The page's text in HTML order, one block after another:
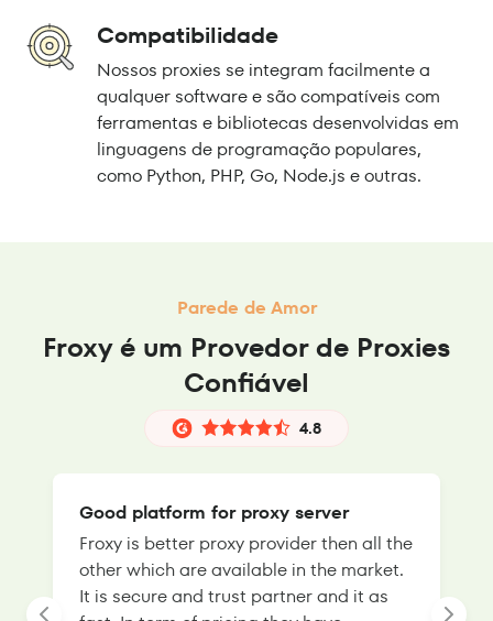
Compatibilidade
Nossos proxies se integram facilmente a
qualquer software e são compatíveis com
ferramentas e bibliotecas desenvolvidas em
linguagens de programação populares,
como Python, PHP, Go, Node.js e outras.
Parede de Amor
Froxy é um Provedor de Proxies
Confiável
4.8
Good platform for proxy server
Froxy is better proxy provider then all the
other which are available in the market.
It is secure and trust partner and it as